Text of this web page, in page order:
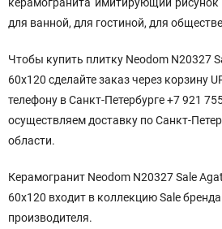
для ванной, для гостиной, для
Чтобы купить плитку Neodom N20327
60x120 сделайте заказ через корзину
телефону в Санкт-Петербурге +7 921
осуществляем доставку по Санкт-
области.
Керамогранит Neodom N20327 Sale
60x120 входит в коллекцию Sale
производителя.